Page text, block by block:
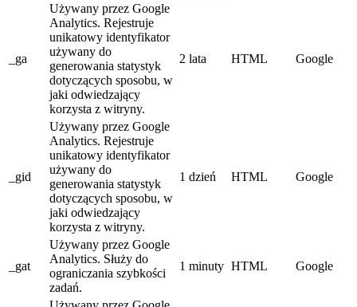
_ga
Używany przez Google
Analytics. Rejestruje
unikatowy identyfikator
używany do
generowania statystyk
dotyczących sposobu, w
jaki odwiedzający
korzysta z witryny.
2 lata HTML Google
_gid
Używany przez Google
Analytics. Rejestruje
unikatowy identyfikator
używany do
generowania statystyk
dotyczących sposobu, w
jaki odwiedzający
korzysta z witryny.
1 dzień HTML Google
_gat
Używany przez Google
Analytics. Służy do
ograniczania szybkości
zadań.
1 minuty HTML Google